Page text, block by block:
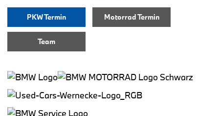
PKW Termin Motorrad Termin
Team